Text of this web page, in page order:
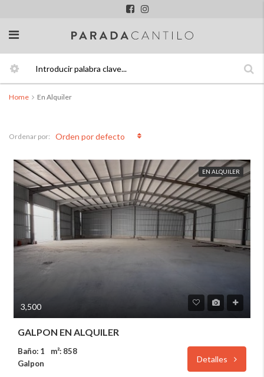
Home En Alquiler
Ordenar por: Orden por defecto
EN ALQUILER
3,500
GALPON EN ALQUILER
Baño: 1
m²: 858
Galpon
Detalles